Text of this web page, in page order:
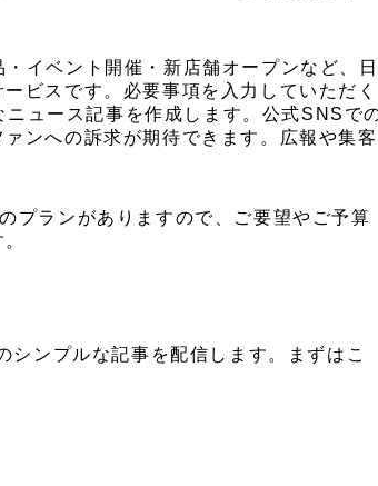
イベント開催・新店舗オープンなど、日
ビスです。必要事項を入力していただく
ュース記事を作成します。公式SNSで
ンへの訴求が期待できます。広報や集客
プランがありますので、ご要望やご予算
ンプルな記事を配信します。まずはこ